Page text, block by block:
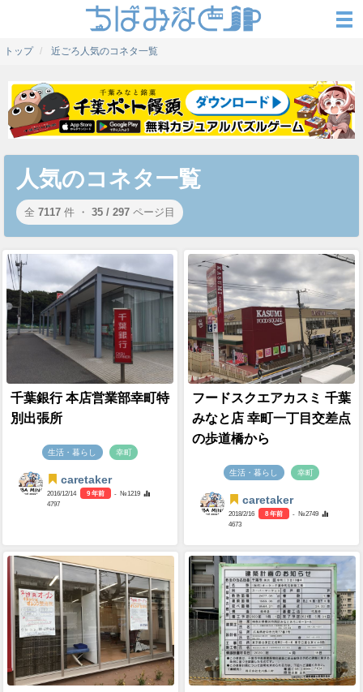
トップ 近ごろ人気のコネタ一覧
人気のコネタ一覧
全 7117 件 ・ 35 / 297 ページ目
千葉銀行 本店営業部幸町特
別出張所
生活・暮らし 幸町
caretaker
2016/12/14 9 年前
- №1219
4797
フードスクエアカスミ 千葉
みなと店 幸町一丁目交差点
の歩道橋から
生活・暮らし 幸町
caretaker
2018/2/16 8 年前
- №2749
4673